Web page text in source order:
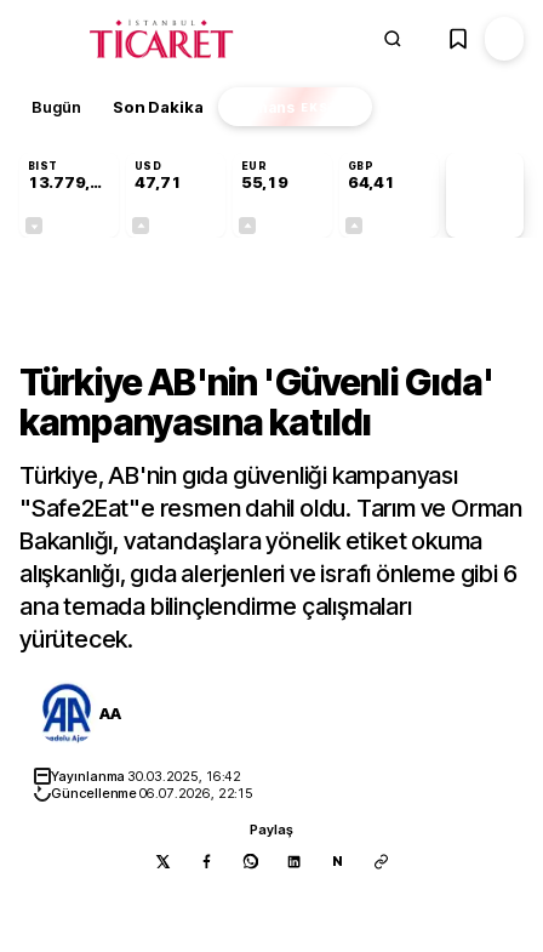
Bugün Son Dakika Finans EKSTRA
BIST
13.779,39
USD
47,71
EUR
55,19
GBP
64,41
Türkiye AB'nin 'Güvenli Gıda'
kampanyasına katıldı
Türkiye, AB'nin gıda güvenliği kampanyası
"Safe2Eat"e resmen dahil oldu. Tarım ve Orman
Bakanlığı, vatandaşlara yönelik etiket okuma
alışkanlığı, gıda alerjenleri ve israfı önleme gibi 6
ana temada bilinçlendirme çalışmaları
yürütecek.
AA
Yayınlanma 30.03.2025, 16:42
Güncellenme06.07.2026, 22:15
Paylaş
N